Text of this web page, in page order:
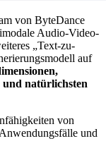
von ByteDance
Audio-Video-
„Text-zu-
auf
und natürlichsten
von
und